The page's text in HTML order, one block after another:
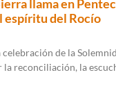
llama en
espíritu del Rocío
de la
reconciliación, la